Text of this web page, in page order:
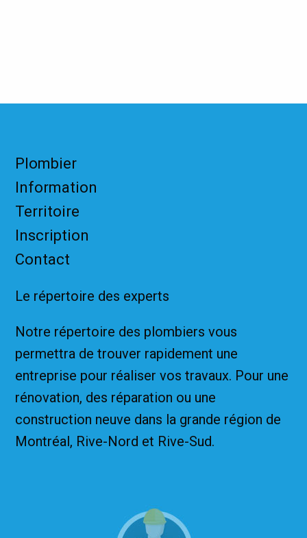
Plombier
Information
Territoire
Inscription
Contact
Le répertoire des experts
Notre répertoire des plombiers vous
permettra de trouver rapidement une
entreprise pour réaliser vos travaux. Pour une
rénovation, des réparation ou une
construction neuve dans la grande région de
Montréal, Rive-Nord et Rive-Sud.